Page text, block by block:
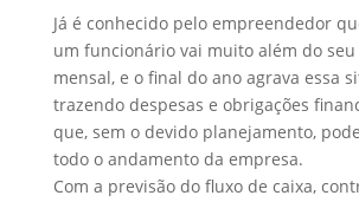
Já é conhecido pelo empreendedor
um funcionário vai muito além do
mensal, e o final do ano agrava essa
trazendo despesas e obrigações
que, sem o devido planejamento,
todo o andamento da empresa.
Com a previsão do fluxo de caixa,